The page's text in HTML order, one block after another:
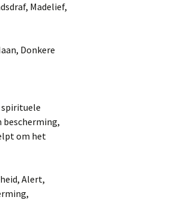
Madelief,
Donkere
spirituele
bescherming,
om het
Alert,